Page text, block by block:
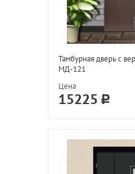
Тамбурная дверь с
МД-121
Цена
15225